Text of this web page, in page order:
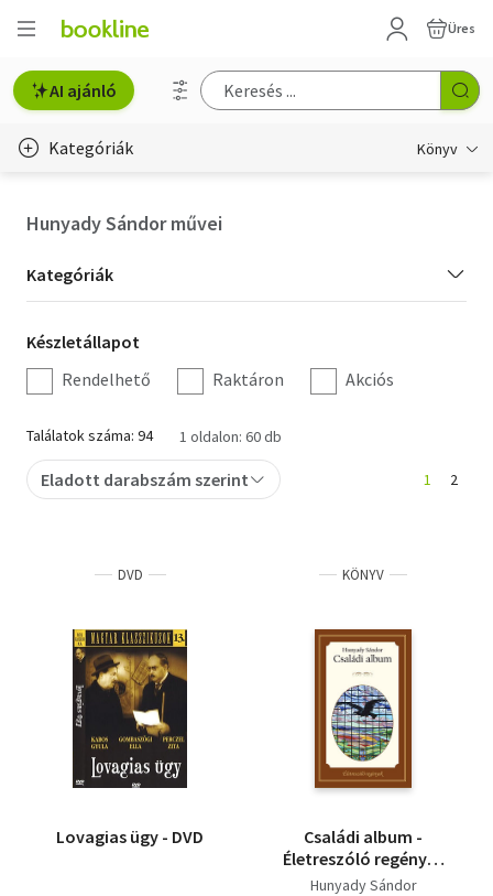
Üres
AI ajánló
Kategóriák Könyv
Hobbi, szabadidő
Irodalom
Művészet
Szakkönyv
Tankönyv, segédkönyv
Társadalomtudomány
Természettudomány
Történelem
Hunyady Sándor művei
Kategória
szűrés
Kategóriák
Készletállapot
szűrés
Készletállapot
Rendelhető
Raktáron Akciós
Találatok száma: 94 1 oldalon: 60 db
Eladott darabszám szerint 1 2
DVD
Lovagias ügy - DVD
KÖNYV
Családi album -
Életreszóló regények
23.
Hunyady Sándor